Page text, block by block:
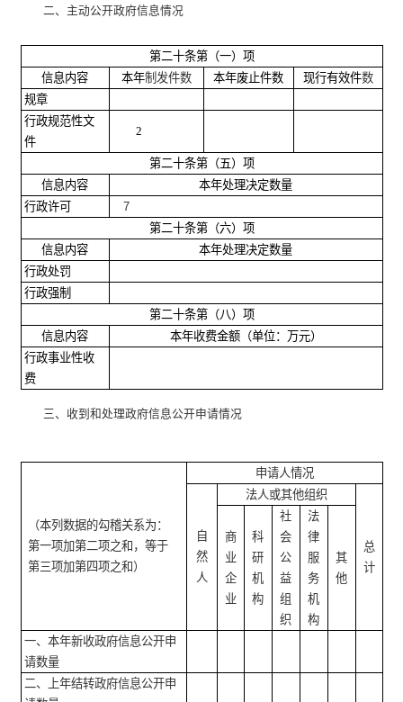
二、主动公开政府信息情况
第二十条第（一）项
信息内容
本年制发件数 本年废止件数 现行有效件数
规章
行政规范性文
件
2
第二十条第（五）项
信息内容
本年处理决定数量
行政许可
7
第二十条第（六）项
信息内容
本年处理决定数量
行政处罚
行政强制
第二十条第（八）项
信息内容
本年收费金额（单位：万元）
行政事业性收
费
三、收到和处理政府信息公开申请情况
（本列数据的勾稽关系为：
第一项加第二项之和，等于
第三项加第四项之和）
申请人情况
自
然
人
法人或其他组织
总
计
商
业
企
业
科
研
机
构
社
会
公
益
组
织
法
律
服
务
机
构
其
他
一、本年新收政府信息公开申
请数量
二、上年结转政府信息公开申